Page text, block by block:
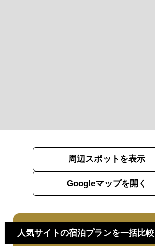
周辺スポットを表示
Googleマップを開く
人気サイトの宿泊プランを一括比較